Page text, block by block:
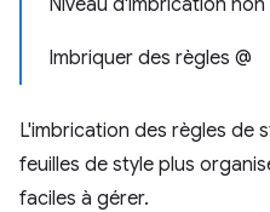
Niveau d'imbrication non
Imbriquer des règles @
L'imbrication des règles de
feuilles de style plus
faciles à gérer.